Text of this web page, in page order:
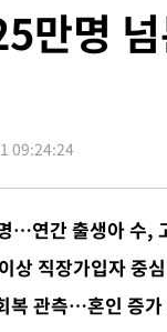
원 마감
2018년 이후 첫 40도
보' 신용해 前교정본부
…'쑥대밭' 된 축구협회
김태유 서울대 공대 교
훈련…80명 식사 대접
순감하고 그 전 2개월
존 사고방식 매달리지 말
만명
09:24:24
…연간 출생아 수,
상 직장가입자 중
복 관측…혼인 증가